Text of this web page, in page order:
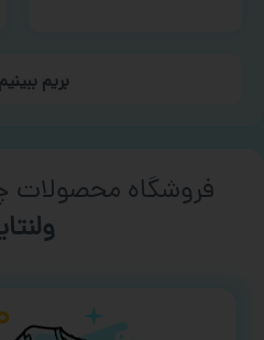
بریم ببینیم
فروشگاه محصولات